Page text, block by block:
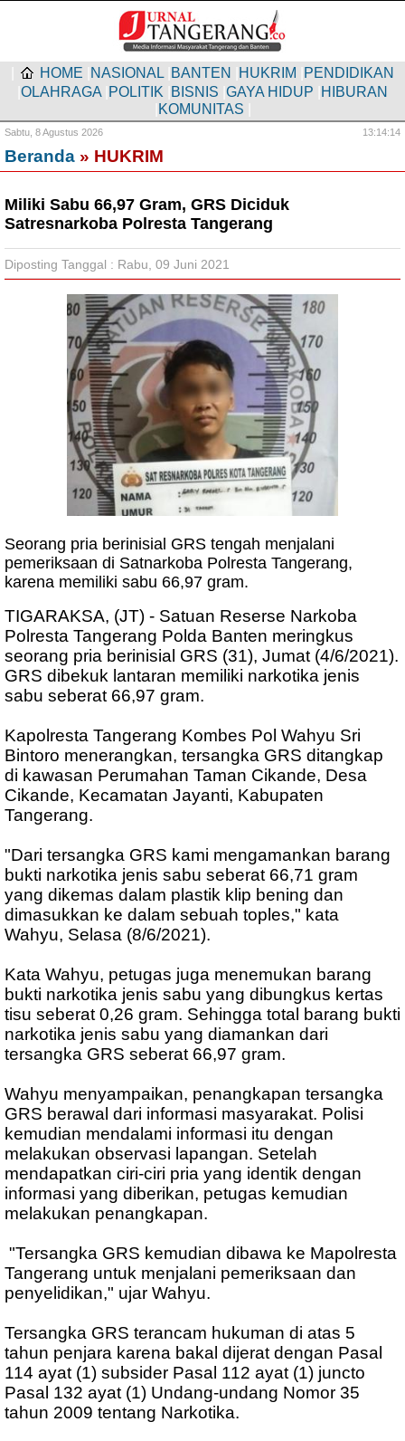
HOME NASIONAL BANTEN HUKRIM PENDIDIKAN
OLAHRAGA POLITIK BISNIS GAYA HIDUP HIBURAN
KOMUNITAS
Sabtu, 8 Agustus 2026 13:14:15
Beranda » HUKRIM
Miliki Sabu 66,97 Gram, GRS Diciduk
Satresnarkoba Polresta Tangerang
Diposting Tanggal : Rabu, 09 Juni 2021
Seorang pria berinisial GRS tengah menjalani
pemeriksaan di Satnarkoba Polresta Tangerang,
karena memiliki sabu 66,97 gram.
TIGARAKSA, (JT) - Satuan Reserse Narkoba
Polresta Tangerang Polda Banten meringkus
seorang pria berinisial GRS (31), Jumat (4/6/2021).
GRS dibekuk lantaran memiliki narkotika jenis
sabu seberat 66,97 gram.
Kapolresta Tangerang Kombes Pol Wahyu Sri
Bintoro menerangkan, tersangka GRS ditangkap
di kawasan Perumahan Taman Cikande, Desa
Cikande, Kecamatan Jayanti, Kabupaten
Tangerang.
"Dari tersangka GRS kami mengamankan barang
bukti narkotika jenis sabu seberat 66,71 gram
yang dikemas dalam plastik klip bening dan
dimasukkan ke dalam sebuah toples," kata
Wahyu, Selasa (8/6/2021).
Kata Wahyu, petugas juga menemukan barang
bukti narkotika jenis sabu yang dibungkus kertas
tisu seberat 0,26 gram. Sehingga total barang bukti
narkotika jenis sabu yang diamankan dari
tersangka GRS seberat 66,97 gram.
Wahyu menyampaikan, penangkapan tersangka
GRS berawal dari informasi masyarakat. Polisi
kemudian mendalami informasi itu dengan
melakukan observasi lapangan. Setelah
mendapatkan ciri-ciri pria yang identik dengan
informasi yang diberikan, petugas kemudian
melakukan penangkapan.
"Tersangka GRS kemudian dibawa ke Mapolresta
Tangerang untuk menjalani pemeriksaan dan
penyelidikan," ujar Wahyu.
Tersangka GRS terancam hukuman di atas 5
tahun penjara karena bakal dijerat dengan Pasal
114 ayat (1) subsider Pasal 112 ayat (1) juncto
Pasal 132 ayat (1) Undang-undang Nomor 35
tahun 2009 tentang Narkotika.